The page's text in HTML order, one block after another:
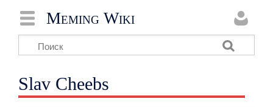
Meming Wiki
Slav Cheebs